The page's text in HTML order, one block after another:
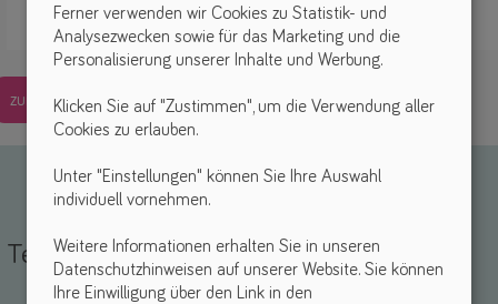
zurück
Teile deine Erfahrungen
Ferner verwenden wir Cookies zu Statistik- und
Analysezwecken sowie für das Marketing und die
Personalisierung unserer Inhalte und Werbung.
Klicken Sie auf "Zustimmen", um die Verwendung aller
Cookies zu erlauben.
Unter "Einstellungen" können Sie Ihre Auswahl
individuell vornehmen.
Weitere Informationen erhalten Sie in unseren
Datenschutzhinweisen auf unserer Website. Sie können
Ihre Einwilligung über den Link in den